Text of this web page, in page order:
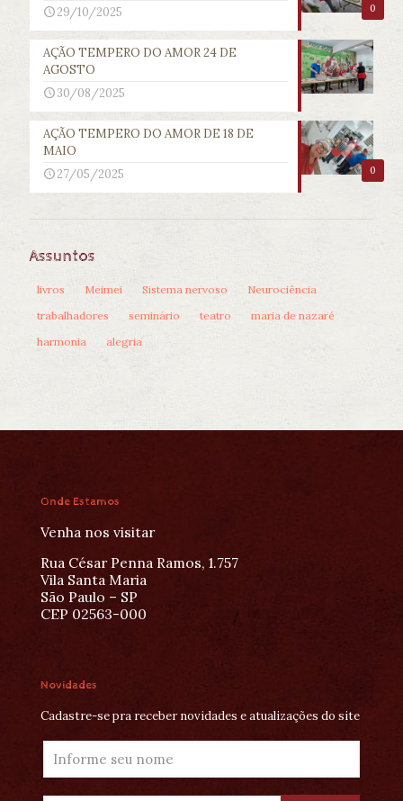
0
29/10/2025
AÇÃO TEMPERO DO AMOR 24 DE
AGOSTO
30/08/2025
0
AÇÃO TEMPERO DO AMOR DE 18 DE
MAIO
27/05/2025
Assuntos
livros Meimei Sistema nervoso
Neurociência
trabalhadores
seminário teatro
maria de nazaré
harmonia
alegria
Onde Estamos
Venha nos visitar
Rua César Penna Ramos, 1.757
Vila Santa Maria
São Paulo – SP
CEP 02563-000
Novidades
Cadastre-se pra receber novidades e atualizações do site